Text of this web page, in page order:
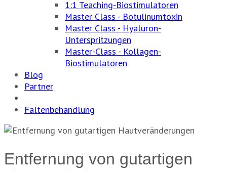
1:1 Teaching-Biostimulatoren
Master Class - Botulinumtoxin
Master Class - Hyaluron-
Unterspritzungen
Master-Class - Kollagen-
Biostimulatoren
Blog
Partner
Faltenbehandlung
Entfernung von gutartigen